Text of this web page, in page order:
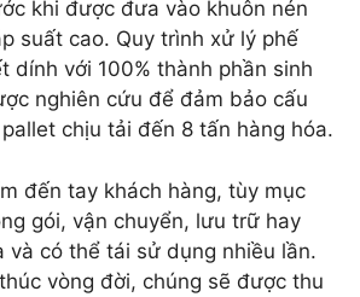
khi được đưa vào khuôn nén
suất cao. Quy trình xử lý phế
dính với 100% thành phần sinh
nghiên cứu để đảm bảo cấu
chịu tải đến 8 tấn hàng hóa.
đến tay khách hàng, tùy mục
gói, vận chuyển, lưu trữ hay
và có thể tái sử dụng nhiều lần.
vòng đời, chúng sẽ được thu